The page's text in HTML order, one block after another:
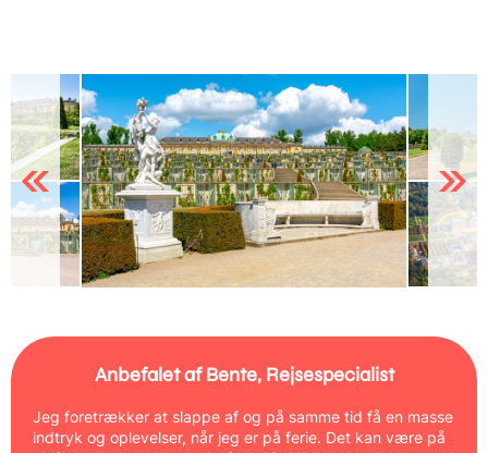
Previous Next
Anbefalet af Bente, Rejsespecialist
Jeg foretrækker at slappe af og på samme tid få en masse
indtryk og oplevelser, når jeg er på ferie. Det kan være på